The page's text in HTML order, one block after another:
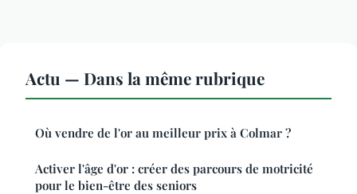
Actu — Dans la même rubrique
Où vendre de l'or au meilleur prix à Colmar ?
Activer l'âge d'or : créer des parcours de motricité
pour le bien-être des seniors